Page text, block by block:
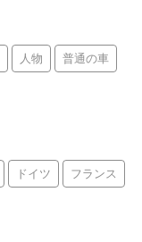
人物 普通の車
ドイツ フランス